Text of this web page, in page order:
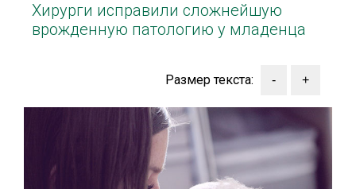
Хирурги исправили сложнейшую
врожденную патологию у младенца
Размер текста: